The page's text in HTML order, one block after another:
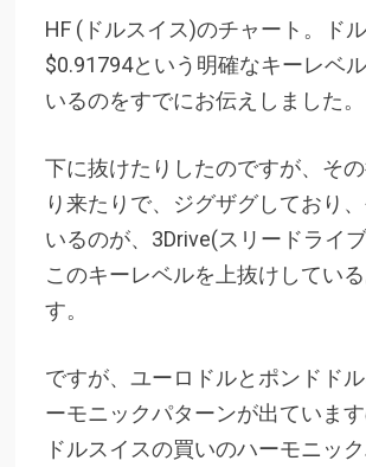
HF (ドルスイス)のチャート。ド
$0.91794という明確なキーレベ
いるのをすでにお伝えしました。
下に抜けたりしたのですが、そ
り来たりで、ジグザグしており
いるのが、3Drive(スリードライブ
このキーレベルを上抜けしてい
す。
ですが、ユーロドルとポンドド
ーモニックパターンが出ていま
ドルスイスの買いのハーモニッ